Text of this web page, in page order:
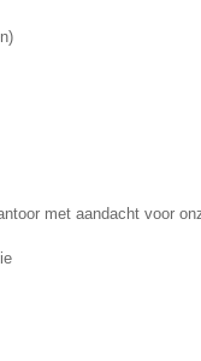
)
met aandacht voor